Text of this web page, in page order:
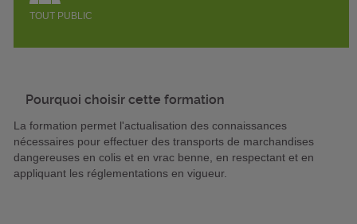
TOUT PUBLIC
Pourquoi choisir cette formation
La formation permet l'actualisation des connaissances
nécessaires pour effectuer des transports de marchandises
dangereuses en colis et en vrac benne, en respectant et en
appliquant les réglementations en vigueur.